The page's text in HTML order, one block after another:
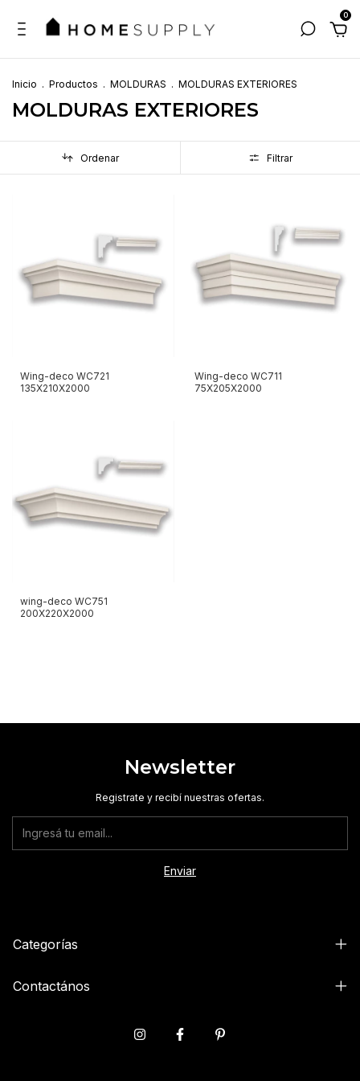
0
Inicio . Productos . MOLDURAS . MOLDURAS EXTERIORES
MOLDURAS EXTERIORES
Ordenar Filtrar
Wing-deco WC721
135X210X2000
Wing-deco WC711
75X205X2000
wing-deco WC751
200X220X2000
Newsletter
Registrate y recibí nuestras ofertas.
Categorías
Contactános